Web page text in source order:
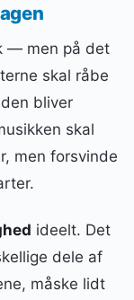
— men på det
skal råbe
bliver
skal
men forsvinde
ideelt. Det
dele af
måske lidt